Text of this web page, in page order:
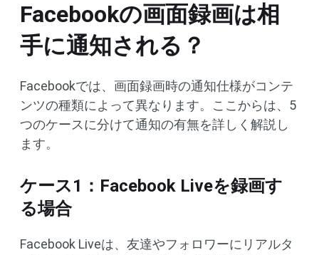
Facebookの画面録画は相
手に通知される？
Facebookでは、画面録画時の通知仕様がコンテ
ンツの種類によって異なります。ここからは、5
つのケースに分けて通知の有無を詳しく解説し
ます。
ケース1：Facebook Liveを録画す
る場合
Facebook Liveは、友達やフォロワーにリアルタ